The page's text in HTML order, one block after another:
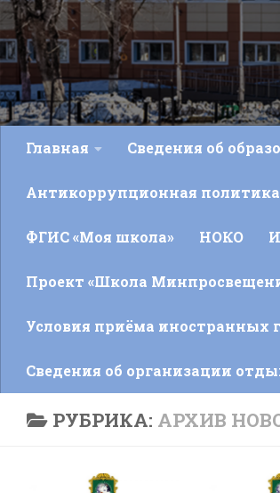
Главная Сведения об
Антикоррупционная политика
ФГИС «Моя школа» НОКО
Проект «Школа
Условия приёма иностранных
Сведения об организации
РУБРИКА: АРХИВ